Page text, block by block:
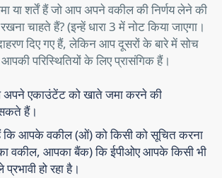
या शर्तें हैं जो आप अपने वकील की निर्णय लेने की
चाहते हैं? (इन्हें धारा 3 में नोट किया जाएगा।
दिए गए हैं, लेकिन आप दूसरों के बारे में सोच
परिस्थितियों के लिए प्रासंगिक हैं।
अपने एकाउंटेंट को खाते जमा करने की
हैं।
आपके वकील (ओं) को किसी को सूचित करना
वकील, आपका बैंक) कि ईपीओए आपके किसी भी
हो रहा है।